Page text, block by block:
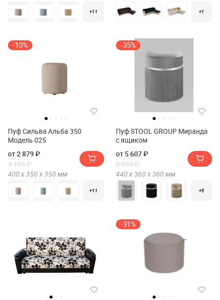
+11 +1
-10%
Пуф Сильва Альба 350
Модель 025
от 2 879 ₽
3 199 ₽
400 х350 х350 мм
+11
-35%
Пуф STOOL GROUP Миранда
с ящиком
от 5 607 ₽
8 590 ₽
440 х360 х360 мм
+5
-31%